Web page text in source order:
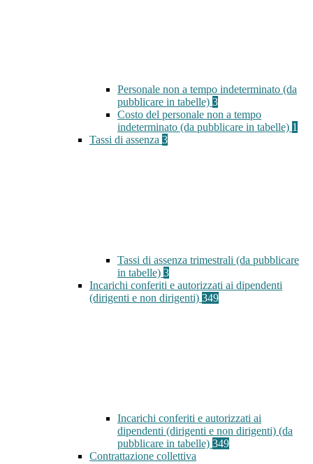
Personale non a tempo indeterminato (da
pubblicare in tabelle) 3
Costo del personale non a tempo
indeterminato (da pubblicare in tabelle) 1
Tassi di assenza 3
Tassi di assenza trimestrali (da pubblicare
in tabelle) 3
Incarichi conferiti e autorizzati ai dipendenti
(dirigenti e non dirigenti) 349
Incarichi conferiti e autorizzati ai
dipendenti (dirigenti e non dirigenti) (da
pubblicare in tabelle) 349
Contrattazione collettiva